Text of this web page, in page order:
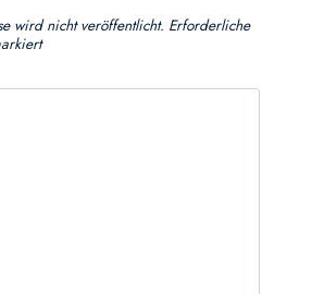
wird nicht veröffentlicht. Erforderliche